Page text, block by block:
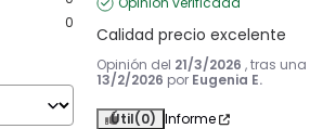
0
Calidad precio excelente
Opinión del 21/3/2026 , tras
13/2/2026 por Eugenia E.
Útil(0) Informe